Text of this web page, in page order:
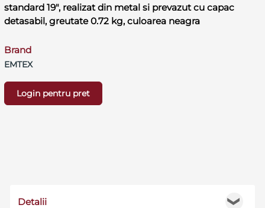
standard 19", realizat din metal si prevazut cu capac
detasabil, greutate 0.72 kg, culoarea neagra
Brand
EMTEX
Login pentru pret
❯
Detalii